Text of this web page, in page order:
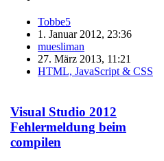
Tobbe5
1. Januar 2012, 23:36
muesliman
27. März 2013, 11:21
HTML, JavaScript & CSS
Visual Studio 2012
Fehlermeldung beim
compilen